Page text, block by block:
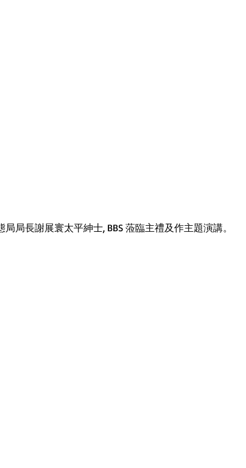
局長謝展寰太平紳士, BBS 蒞臨主禮及作主題演講。